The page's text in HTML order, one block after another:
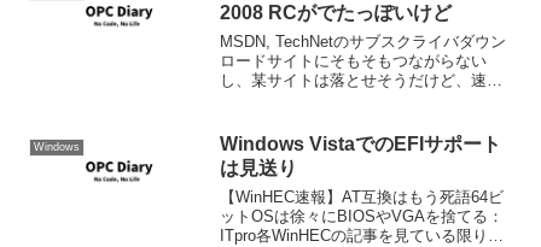
2008 RCがでたっぽいけど
MSDN, TechNetのサブスクライバダウン
ロードサイトにそもそもつながらない
し、某サイトは落とせそうだけど、速度
め。 根性のある人は是非落としてみてく
ださい。
Windows
Windows VistaでのEFIサポート
は見送り
【WinHEC速報】AT互換はもう死語64ビ
ットOSは徐々にBIOSやVGAを捨てる：
ITpro各WinHECの記事を見ている限り